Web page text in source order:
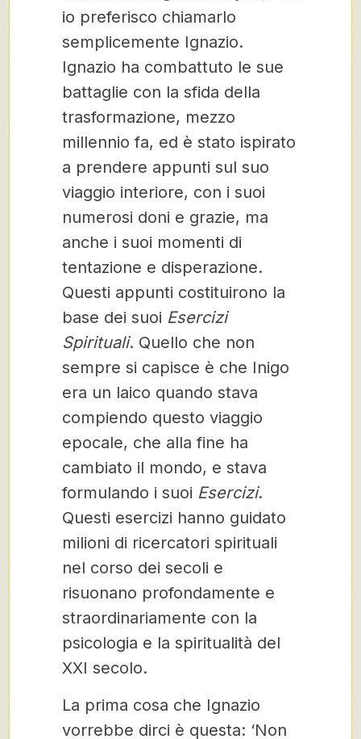
io preferisco chiamarlo
semplicemente Ignazio.
Ignazio ha combattuto le sue
battaglie con la sfida della
trasformazione, mezzo
millennio fa, ed è stato ispirato
a prendere appunti sul suo
viaggio interiore, con i suoi
numerosi doni e grazie, ma
anche i suoi momenti di
tentazione e disperazione.
Questi appunti costituirono la
base dei suoi Esercizi
Spirituali. Quello che non
sempre si capisce è che Inigo
era un laico quando stava
compiendo questo viaggio
epocale, che alla fine ha
cambiato il mondo, e stava
formulando i suoi Esercizi.
Questi esercizi hanno guidato
milioni di ricercatori spirituali
nel corso dei secoli e
risuonano profondamente e
straordinariamente con la
psicologia e la spiritualità del
XXI secolo.
La prima cosa che Ignazio
vorrebbe dirci è questa: ‘Non